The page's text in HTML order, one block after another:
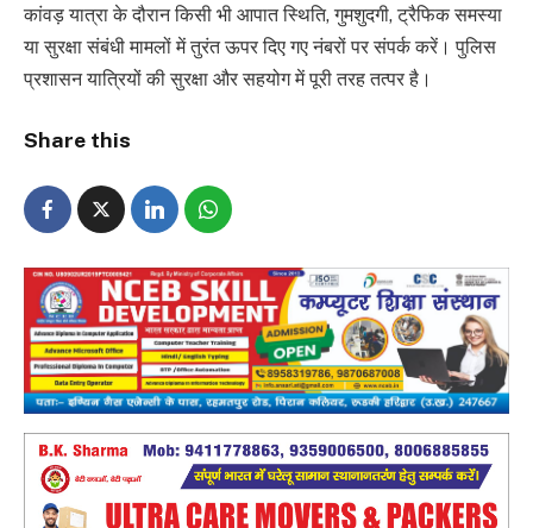
कांवड़ यात्रा के दौरान किसी भी आपात स्थिति, गुमशुदगी, ट्रैफिक समस्या
या सुरक्षा संबंधी मामलों में तुरंत ऊपर दिए गए नंबरों पर संपर्क करें। पुलिस
प्रशासन यात्रियों की सुरक्षा और सहयोग में पूरी तरह तत्पर है।
Share this